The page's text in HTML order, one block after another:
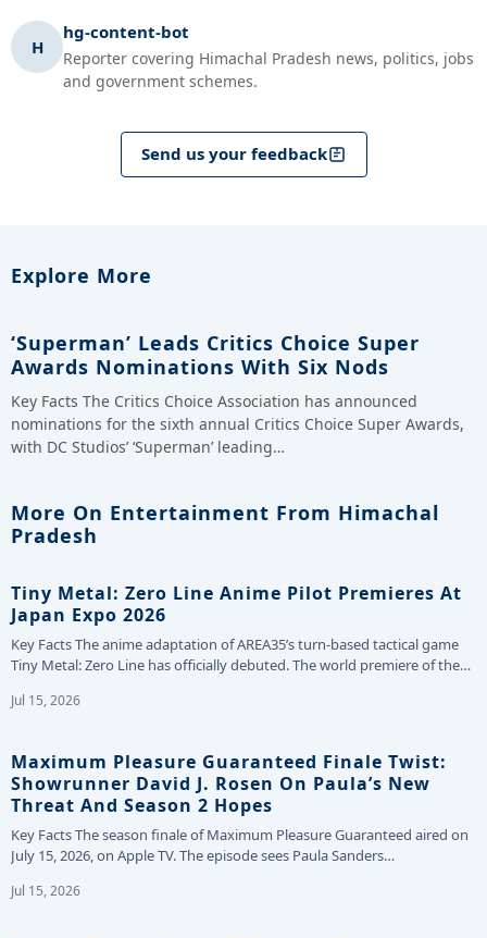
H
hg-content-bot
Reporter covering Himachal Pradesh news, politics, jobs
and government schemes.
Send us your feedback
Explore More
‘Superman’ Leads Critics Choice Super
Awards Nominations With Six Nods
Key Facts The Critics Choice Association has announced
nominations for the sixth annual Critics Choice Super Awards,
with DC Studios’ ‘Superman’ leading…
More On Entertainment From Himachal
Pradesh
Tiny Metal: Zero Line Anime Pilot Premieres At
Japan Expo 2026
Key Facts The anime adaptation of AREA35’s turn-based tactical game
Tiny Metal: Zero Line has officially debuted. The world premiere of the…
Jul 15, 2026
Maximum Pleasure Guaranteed Finale Twist:
Showrunner David J. Rosen On Paula’s New
Threat And Season 2 Hopes
Key Facts The season finale of Maximum Pleasure Guaranteed aired on
July 15, 2026, on Apple TV. The episode sees Paula Sanders…
Jul 15, 2026